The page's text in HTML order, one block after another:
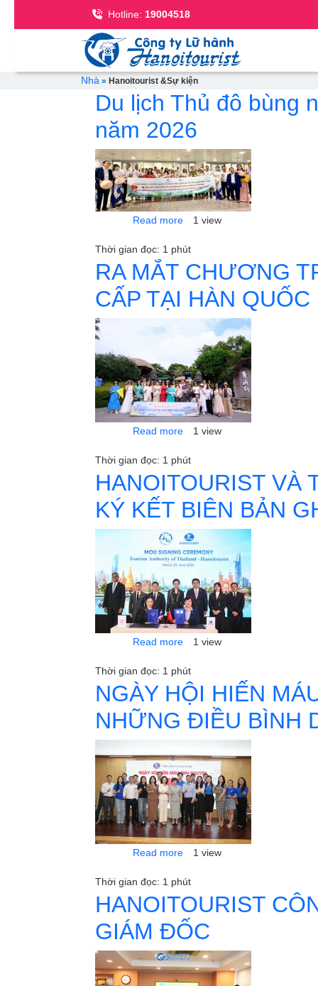
Hotline: 19004518
Breadcrumb
Nhà Hanoitourist &Sự kiện
Du lịch Thủ đô bùng
năm 2026
Read moreabout Du lịch Thủ đô bùng
1 view
Thời gian đọc: 1 phút
RA MẮT CHƯƠNG
CẤP TẠI HÀN
Read moreabout RA MẮT CHƯƠNG
1 view
Thời gian đọc: 1 phút
HANOITOURIST VÀ
KÝ KẾT BIÊN BẢN
Read moreabout HANOITOURIST VÀ
1 view
Thời gian đọc: 1 phút
NGÀY HỘI HIẾN
NHỮNG ĐIỀU BÌNH
Read moreabout NGÀY HỘI HIẾN MÁU
1 view
Thời gian đọc: 1 phút
HANOITOURIST
GIÁM ĐỐC